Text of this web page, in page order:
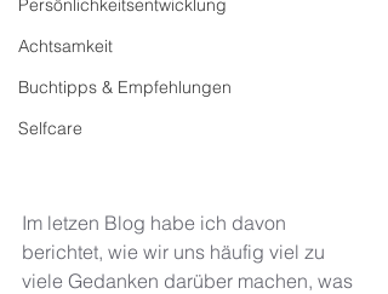
Persönlichkeitsentwicklung
Achtsamkeit
Buchtipps & Empfehlungen
Selfcare
Im letzen Blog habe ich davon
berichtet, wie wir uns häufig viel zu
viele Gedanken darüber machen, was